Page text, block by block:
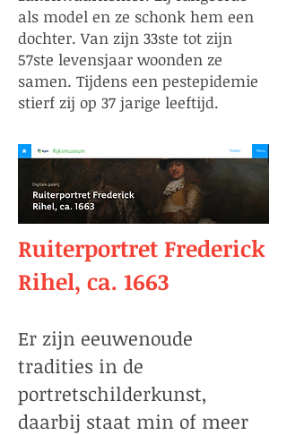
als model en ze schonk hem een
dochter. Van zijn 33ste tot zijn
57ste levensjaar woonden ze
samen. Tijdens een pestepidemie
stierf zij op 37 jarige leeftijd.
Ruiterportret Frederick
Rihel, ca. 1663
Er zijn eeuwenoude
tradities in de
portretschilderkunst,
daarbij staat min of meer